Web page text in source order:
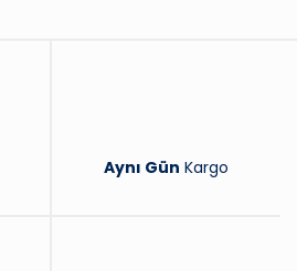
Aynı Gün Kargo